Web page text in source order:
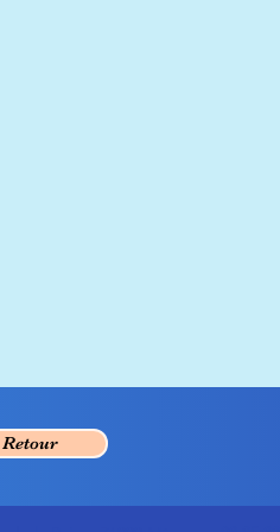
Retour